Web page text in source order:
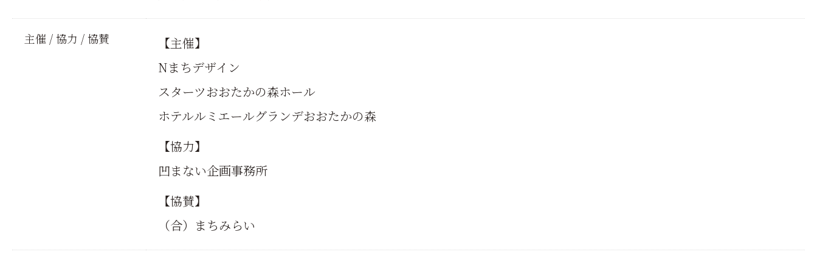
主催 / 協力 / 協賛
【主催】
Nまちデザイン
スターツおおたかの森ホール
ホテルルミエールグランデおおたかの森
【協力】
凹まない企画事務所
【協賛】
（合）まちみらい